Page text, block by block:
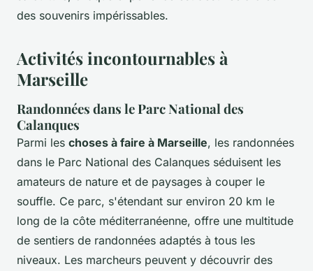
des souvenirs impérissables.
Activités incontournables à
Marseille
Randonnées dans le Parc National des
Calanques
Parmi les choses à faire à Marseille, les randonnées
dans le Parc National des Calanques séduisent les
amateurs de nature et de paysages à couper le
souffle. Ce parc, s'étendant sur environ 20 km le
long de la côte méditerranéenne, offre une multitude
de sentiers de randonnées adaptés à tous les
niveaux. Les marcheurs peuvent y découvrir des